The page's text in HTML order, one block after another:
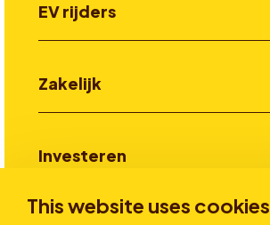
This website uses cookies
EV rijders
Zakelijk
Investeren